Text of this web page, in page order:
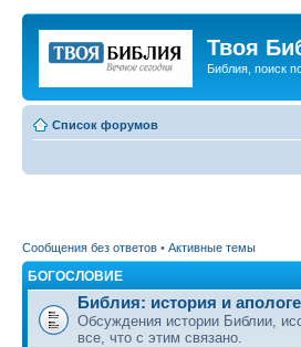
Твоя
Библия, поиск
Список форумов
Сообщения без ответов • Активные темы
БОГОСЛОВИЕ
Библия: история и
Обсуждения истории Библии,
все, что с этим связано.